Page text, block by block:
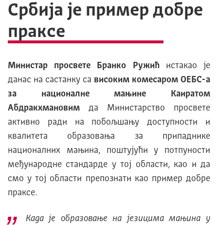
Србија је пример добре
праксе
Министар просвете Бранко Ружићистакао је
данас на састанку са високим комесаром ОЕБС-а
за националне мањине Каиратом
Абдракхмановим да Министарство просвете
активно ради на побољшању доступности и
квалитета образовања за припаднике
националних мањина, поштујући у потпуности
међународне стандарде у тој области, као и да
смо у тој области препознати као пример добре
праксе.
Када је образовање на језицима мањина у